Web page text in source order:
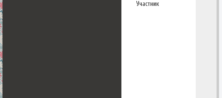
Участник